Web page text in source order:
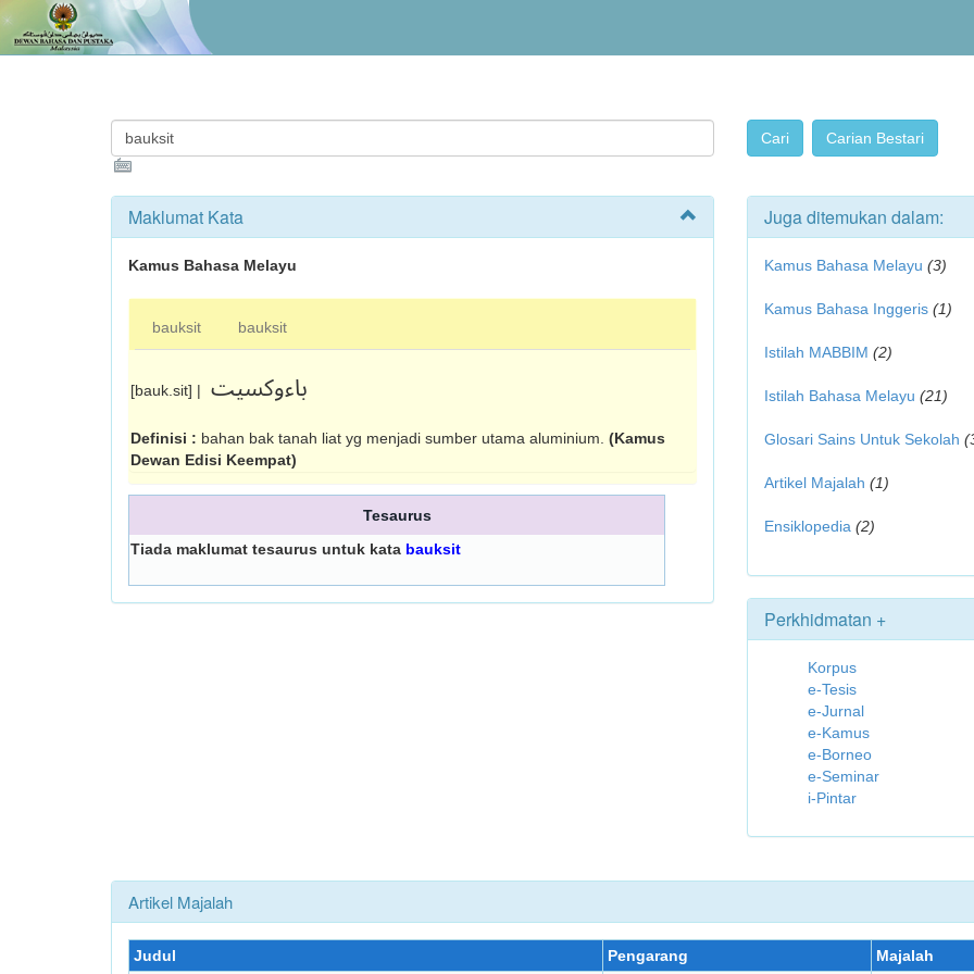
Maklumat Kata
Kamus Bahasa Melayu
bauksit bauksit
[bauk.sit] | باءوکسيت
Definisi : bahan bak tanah liat yg menjadi sumber utama aluminium. (Kamus
Dewan Edisi Keempat)
Tesaurus
Tiada maklumat tesaurus untuk kata bauksit
Juga ditemukan dalam:
Kamus Bahasa Melayu (3)
Kamus Bahasa Inggeris (1)
Istilah MABBIM (2)
Istilah Bahasa Melayu (21)
Glosari Sains Untuk Sekolah
Artikel Majalah (1)
Ensiklopedia (2)
Perkhidmatan +
Korpus
e-Tesis
e-Jurnal
e-Kamus
e-Borneo
e-Seminar
i-Pintar
Artikel Majalah
Judul Pengarang Majalah